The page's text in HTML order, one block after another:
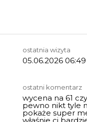
ostatnia wizyta
05.06.2026 06:49
ostatni komentarz
wycena na 61
pewno nikt tyle
pokaże super